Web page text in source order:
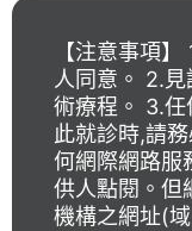
【注意事項
人同意。 2.
術療程。 3.任
此就診時,請
何網際網路服
供人點閱。但
機構之網址(